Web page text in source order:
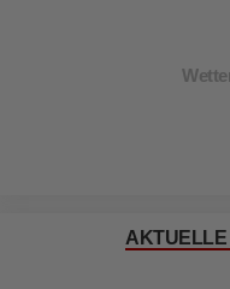
AKTUELLE